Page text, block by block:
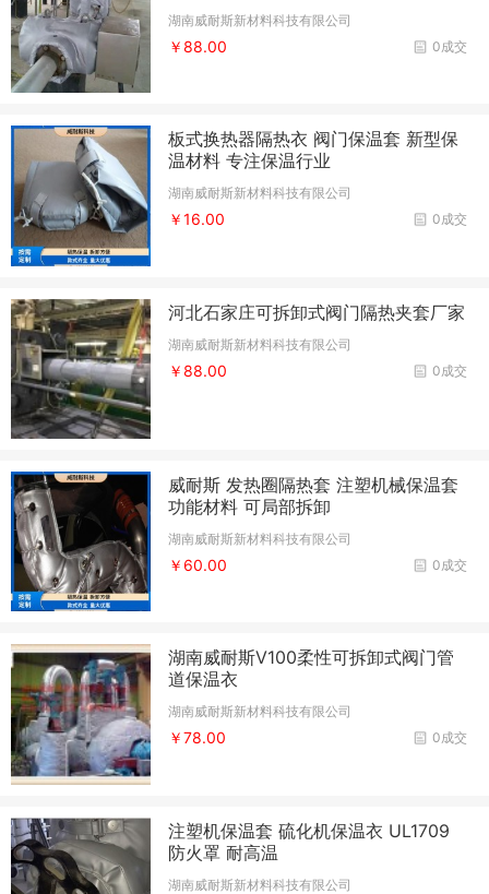
湖南威耐斯新材料科技有限公司
0成交
￥88.00
板式换热器隔热衣 阀门保温套 新型保
温材料 专注保温行业
湖南威耐斯新材料科技有限公司
0成交
￥16.00
河北石家庄可拆卸式阀门隔热夹套厂家
湖南威耐斯新材料科技有限公司
0成交
￥88.00
威耐斯 发热圈隔热套 注塑机械保温套
功能材料 可局部拆卸
湖南威耐斯新材料科技有限公司
0成交
￥60.00
湖南威耐斯V100柔性可拆卸式阀门管
道保温衣
湖南威耐斯新材料科技有限公司
0成交
￥78.00
注塑机保温套 硫化机保温衣 UL1709
防火罩 耐高温
湖南威耐斯新材料科技有限公司